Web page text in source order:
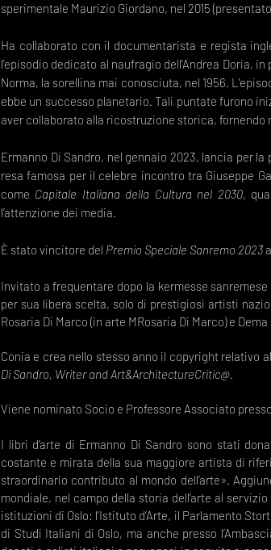
sperimentale Maurizio Giordano, nel 2015
Ha collaborato con il documentarista e regista
l'episodio dedicato al naufragio dell'Andrea Doria,
Norma, la sorellina mai conosciuta, nel 1956.
ebbe un successo planetario. Tali puntate furono
aver collaborato alla ricostruzione storica, fornendo
Ermanno Di Sandro, nel gennaio 2023, lancia per
resa famosa per il celebre incontro tra Giuseppe
come Capitale Italiana della Cultura nel 2030,
l’attenzione dei media.
È stato vincitore del Premio Speciale Sanremo 2023
Invitato a frequentare dopo la kermesse
per sua libera scelta, solo di prestigiosi artisti
Rosaria Di Marco (in arte MRosaria Di Marco) e
Conia e crea nello stesso anno il copyright relativo
Di Sandro, Writer and Art&ArchitectureCritic@.
Viene nominato Socio e Professore Associato presso
I libri d’arte di Ermanno Di Sandro sono stati
costante e mirata della sua maggiore artista di
straordinario contributo al mondo dell’arte».
mondiale, nel campo della storia dell’arte al
istituzioni di Oslo: l’Istituto d’Arte, il Parlamento
di Studi Italiani di Oslo, ma anche presso